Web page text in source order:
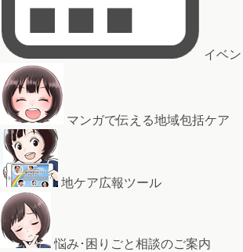
イベ
マンガで伝える地域包括ケア
地ケア広報ツール
悩み･困りごと相談のご案内